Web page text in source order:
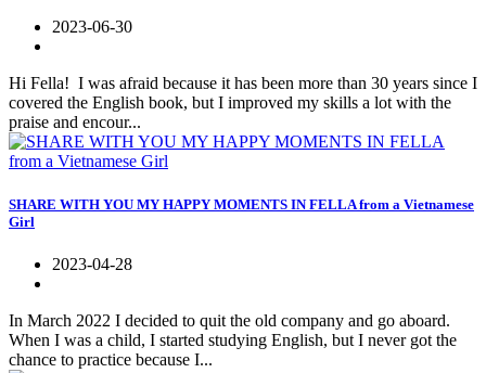
2023-06-30
Hi Fella! I was afraid because it has been more than 30 years since I
covered the English book, but I improved my skills a lot with the
praise and encour...
SHARE WITH YOU MY HAPPY MOMENTS IN FELLA from a Vietnamese
Girl
2023-04-28
In March 2022 I decided to quit the old company and go aboard.
When I was a child, I started studying English, but I never got the
chance to practice because I...